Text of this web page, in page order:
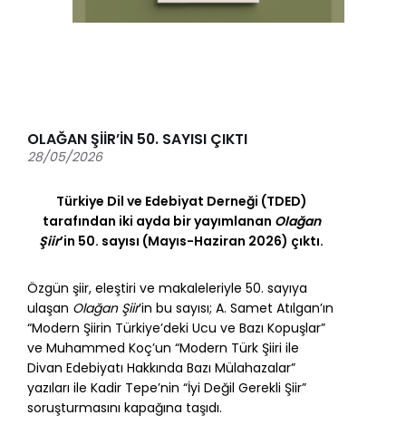
OLAĞAN ŞİİR’İN 50. SAYISI ÇIKTI
28/05/2026
Türkiye Dil ve Edebiyat Derneği (TDED)
tarafından iki ayda bir yayımlanan Olağan
Şiir’in 50. sayısı (Mayıs-Haziran 2026) çıktı.
Özgün şiir, eleştiri ve makaleleriyle 50. sayıya
ulaşan Olağan Şiir’in bu sayısı; A. Samet Atılgan’ın
“Modern Şiirin Türkiye’deki Ucu ve Bazı Kopuşlar”
ve Muhammed Koç’un “Modern Türk Şiiri ile
Divan Edebiyatı Hakkında Bazı Mülahazalar”
yazıları ile Kadir Tepe’nin “İyi Değil Gerekli Şiir”
soruşturmasını kapağına taşıdı.